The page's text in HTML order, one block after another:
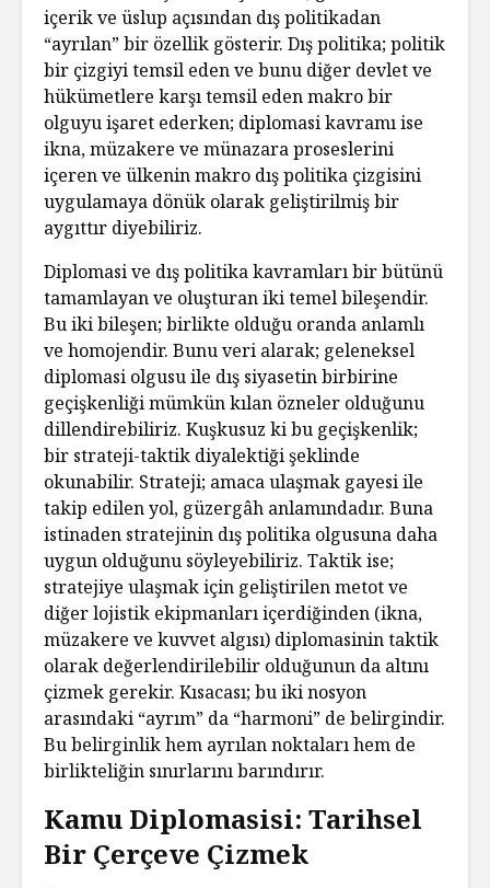
içerik ve üslup açısından dış politikadan
“ayrılan” bir özellik gösterir. Dış politika; politik
bir çizgiyi temsil eden ve bunu diğer devlet ve
hükümetlere karşı temsil eden makro bir
olguyu işaret ederken; diplomasi kavramı ise
ikna, müzakere ve münazara proseslerini
içeren ve ülkenin makro dış politika çizgisini
uygulamaya dönük olarak geliştirilmiş bir
aygıttır diyebiliriz.
Diplomasi ve dış politika kavramları bir bütünü
tamamlayan ve oluşturan iki temel bileşendir.
Bu iki bileşen; birlikte olduğu oranda anlamlı
ve homojendir. Bunu veri alarak; geleneksel
diplomasi olgusu ile dış siyasetin birbirine
geçişkenliği mümkün kılan özneler olduğunu
dillendirebiliriz. Kuşkusuz ki bu geçişkenlik;
bir strateji-taktik diyalektiği şeklinde
okunabilir. Strateji; amaca ulaşmak gayesi ile
takip edilen yol, güzergâh anlamındadır. Buna
istinaden stratejinin dış politika olgusuna daha
uygun olduğunu söyleyebiliriz. Taktik ise;
stratejiye ulaşmak için geliştirilen metot ve
diğer lojistik ekipmanları içerdiğinden (ikna,
müzakere ve kuvvet algısı) diplomasinin taktik
olarak değerlendirilebilir olduğunun da altını
çizmek gerekir. Kısacası; bu iki nosyon
arasındaki “ayrım” da “harmoni” de belirgindir.
Bu belirginlik hem ayrılan noktaları hem de
birlikteliğin sınırlarını barındırır.
Kamu Diplomasisi: Tarihsel
Bir Çerçeve Çizmek